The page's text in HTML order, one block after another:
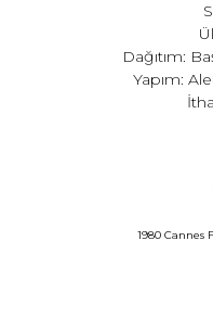
Dağıtım:
Yapım:
1980 Cannes